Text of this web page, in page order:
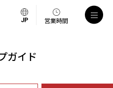
営業時間
ガイド